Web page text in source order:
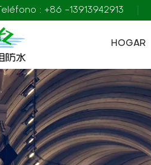
Teléfono : +86 -13913942913
HOGAR